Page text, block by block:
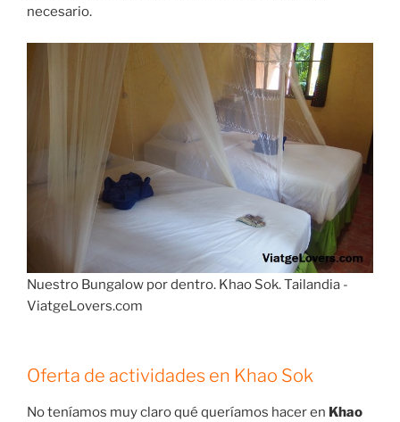
necesario.
Nuestro Bungalow por dentro. Khao Sok. Tailandia -
ViatgeLovers.com
Oferta de actividades en Khao Sok
No teníamos muy claro qué queríamos hacer en Khao